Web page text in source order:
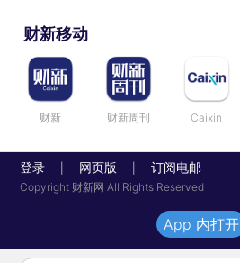
财新移动
财新 财新周刊 Caixin
登录 网页版 订阅电邮
Copyright 财新网 All Rights Reserved
App 内打开